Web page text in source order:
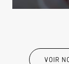
VOIR